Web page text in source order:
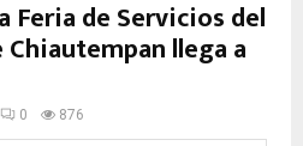
Feria de Servicios del
llega a
0 876